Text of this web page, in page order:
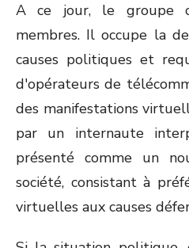
A ce jour, le groupe
membres. Il occupe la
causes politiques et
d'opérateurs de
des manifestations
par un internaute
présenté comme un
société, consistant à
virtuelles aux causes